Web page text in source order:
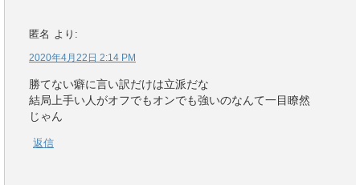
匿名 より:
2020年4月22日 2:14 PM
勝てない癖に言い訳だけは立派だな
結局上手い人がオフでもオンでも強いのなんて一目瞭然
じゃん
返信